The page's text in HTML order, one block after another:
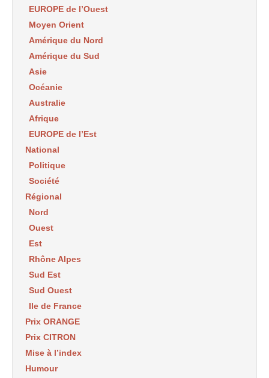
EUROPE de l’Ouest
Moyen Orient
Amérique du Nord
Amérique du Sud
Asie
Océanie
Australie
Afrique
EUROPE de l’Est
National
Politique
Société
Régional
Nord
Ouest
Est
Rhône Alpes
Sud Est
Sud Ouest
Ile de France
Prix ORANGE
Prix CITRON
Mise à l’index
Humour